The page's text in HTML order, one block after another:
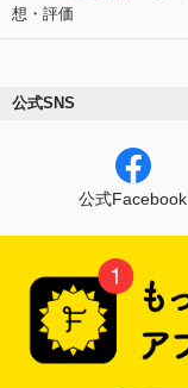
想・評価
公式SNS
公式Facebook